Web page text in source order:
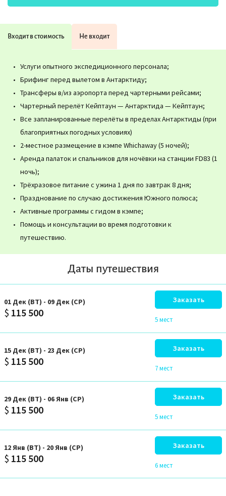
Входит в стоимость Не входит
Услуги опытного экспедиционного персонала;
Брифинг перед вылетом в Антарктиду;
Трансферы в/из аэропорта перед чартерными рейсами;
Чартерный перелёт Кейптаун — Антарктида — Кейптаун;
Все запланированные перелёты в пределах Антарктиды (при
благоприятных погодных условиях)
2-местное размещение в кэмпе Whichaway (5 ночей);
Аренда палаток и спальников для ночёвки на станции FD83 (1
ночь);
Трёхразовое питание с ужина 1 дня по завтрак 8 дня;
Празднование по случаю достижения Южного полюса;
Активные программы с гидом в кэмпе;
Помощь и консультации во время подготовки к
путешествию.
Даты путешествия
01 Дек (ВТ) - 09 Дек (СР)
$ 115 500
Заказать
5 мест
15 Дек (ВТ) - 23 Дек (СР)
$ 115 500
Заказать
7 мест
29 Дек (ВТ) - 06Янв (СР)
$ 115 500
Заказать
5 мест
12Янв (ВТ) - 20Янв (СР)
$ 115 500
Заказать
6 мест